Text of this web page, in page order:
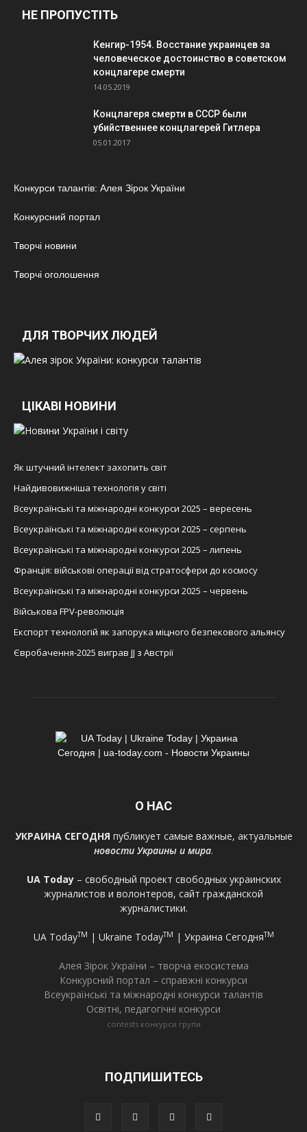
НЕ ПРОПУСТІТЬ
Кенгир-1954. Восстание украинцев за
человеческое достоинство в советском
концлагере смерти
14.05.2019
Концлагеря смерти в СССР были
убийственнее концлагерей Гитлера
05.01.2017
Конкурси талантів: Алея Зірок України
Конкурсний портал
Творчі новини
Творчі оголошення
ДЛЯ ТВОРЧИХ ЛЮДЕЙ
ЦІКАВІ НОВИНИ
Як штучний інтелект захопить світ
Найдивовижніша технологія у світі
Всеукраїнські та міжнародні конкурси 2025 – вересень
Всеукраїнські та міжнародні конкурси 2025 – серпень
Всеукраїнські та міжнародні конкурси 2025 – липень
Франція: військові операції від стратосфери до космосу
Всеукраїнські та міжнародні конкурси 2025 – червень
Військова FPV-революція
Експорт технологій як запорука міцного безпекового альянсу
Євробачення-2025 виграв JJ з Австрії
О НАС
УКРАИНА СЕГОДНЯ публикует самые важные, актуальные
новости Украины и мира.
UA Today– свободный проект свободных украинских
журналистов и волонтеров, сайт гражданской
журналистики.
UA TodayTM | Ukraine TodayTM | Украина СегодняTM
Алея Зірок України – творча екосистема
Конкурсний портал – справжні конкурси
Всеукраїнські та міжнародні конкурси талантів
Освітні, педагогічні конкурси
contests конкурси групи
ПОДПИШИТЕСЬ